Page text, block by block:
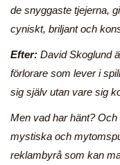
de snyggaste tjejerna,
cyniskt, briljant och
Efter: David Skoglund
förlorare som lever i
sig själv utan vare sig
Men vad har hänt?
mystiska och
reklambyrå som kan